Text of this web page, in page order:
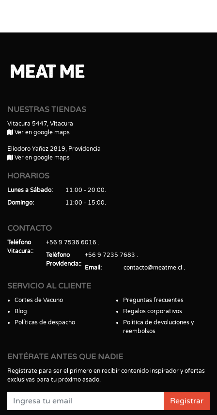
NUESTRAS TIENDAS
Vitacura 5447, Vitacura
Ver en google maps
Eliodoro Yañez 2819, Providencia
Ver en google maps
HORARIOS
Lunes a Sábado
11:00 - 20:00
Domingo
11:00 - 15:00
CONTACTO
Teléfono
Vitacura:
+56 9 7538 6016
Teléfono
Providencia:
+56 9 7235 7683
Email
contacto@meatme.cl
SERVICIO AL CLIENTE
Cortes de Vacuno
Blog
Políticas de despacho
Preguntas frecuentes
Regalos corporativos
Política de devoluciones y
reembolsos
ENTÉRATE ANTES QUE NADIE
Regístrate para ser el primero en recibir contenido inspirador y ofertas
exclusivas para tu próximo asado.
Registrar